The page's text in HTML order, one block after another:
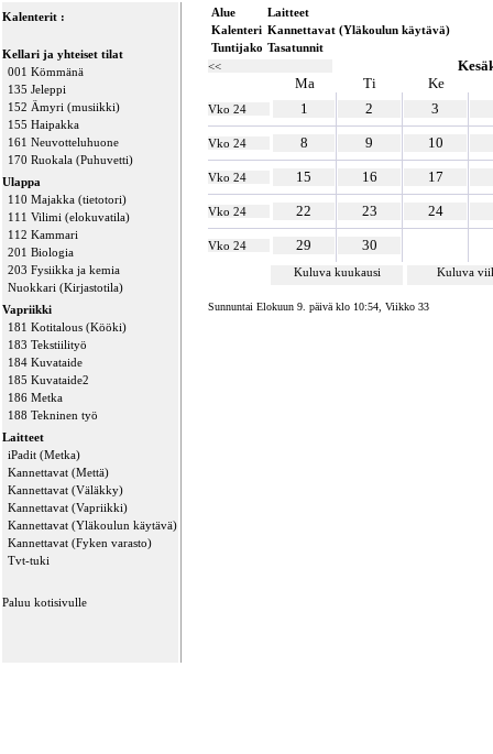
Kalenterit :
Kellari ja yhteiset tilat
001 Kömmänä
135 Jeleppi
152 Ämyri (musiikki)
155 Haipakka
161 Neuvotteluhuone
170 Ruokala (Puhuvetti)
Ulappa
110 Majakka (tietotori)
111 Vilimi (elokuvatila)
112 Kammari
201 Biologia
203 Fysiikka ja kemia
Nuokkari (Kirjastotila)
Vapriikki
181 Kotitalous (Kööki)
183 Tekstiilityö
184 Kuvataide
185 Kuvataide2
186 Metka
188 Tekninen työ
Laitteet
iPadit (Metka)
Kannettavat (Mettä)
Kannettavat (Väläkky)
Kannettavat (Vapriikki)
Kannettavat (Yläkoulun käytävä)
Kannettavat (Fyken varasto)
Tvt-tuki
Paluu kotisivulle
Alue
Laitteet
Kalenteri Kannettavat (Yläkoulun käytävä)
Tuntijako Tasatunnit
<<
Ma
Ti Ke
Vko 24 1 2 3
Vko 24 8 9 10
Vko 24 15 16 17
Vko 24 22 23 24
Vko 24 29 30
Kuluva kuukausi Kuluva
Sunnuntai Elokuun 9. päivä klo 10:54, Viikko 33